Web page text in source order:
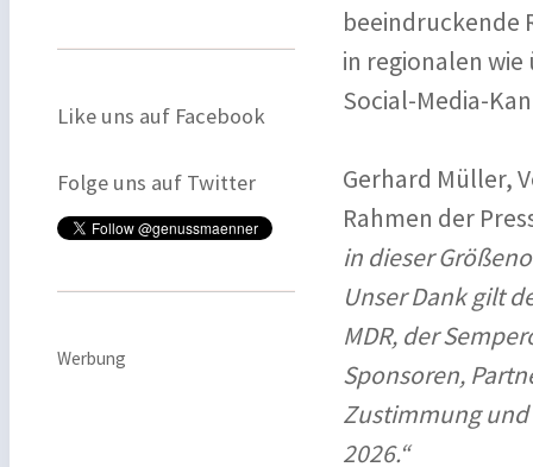
Like uns auf Facebook
Folge uns auf Twitter
Werbung
beeindruckende
in regionalen
Social-Media-
Gerhard Müller,
Rahmen der
in dieser
Unser Dank gilt
MDR, der
Sponsoren,
Zustimmung und
2026.“